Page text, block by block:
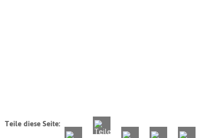
Teile diese Seite: